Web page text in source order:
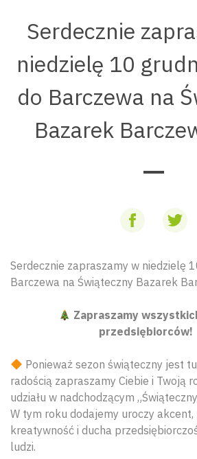
Serdecznie
niedzielę 10
do Barczewa na
Bazarek
Serdecznie zapraszamy w niedzielę
Barczewa na Świąteczny Bazarek
Zapraszamy
przedsiębiorców!
Ponieważ sezon świąteczny jest
radością zapraszamy Ciebie i Twoją
udziału w nadchodzącym
W tym roku dodajemy uroczy
kreatywność i ducha
ludzi.